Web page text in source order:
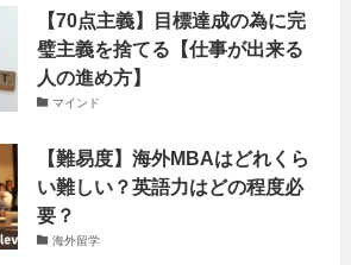
【70点主義】目標達成の為に完
璧主義を捨てる【仕事が出来る
人の進め方】
マインド
【難易度】海外MBAはどれくら
い難しい？英語力はどの程度必
要？
海外留学